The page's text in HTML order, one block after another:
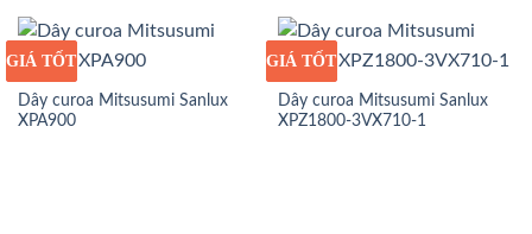
GIÁ SỈ
GIÁ TỐT
Dây curoa Mitsusumi Sanlux
XPA900
GIÁ SỈ
GIÁ TỐT
Dây curoa Mitsusumi Sanlux
XPZ1800-3VX710-1